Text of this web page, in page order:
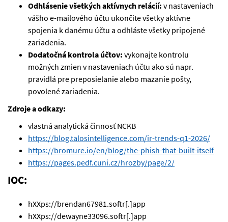
Odhlásenie všetkých aktívnych relácií: v nastaveniach
vášho e-mailového účtu ukončite všetky aktívne
spojenia k danému účtu a odhláste všetky pripojené
zariadenia.
Dodatočná kontrola účtov: vykonajte kontrolu
možných zmien v nastaveniach účtu ako sú napr.
pravidlá pre preposielanie alebo mazanie pošty,
povolené zariadenia.
Zdroje a odkazy:
vlastná analytická činnosť NCKB
https://blog.talosintelligence.com/ir-trends-q1-2026/
https://bromure.io/en/blog/the-phish-that-built-itself
https://pages.pedf.cuni.cz/hrozby/page/2/
IOC:
hXXps://brendan67981.softr[.]app
hXXps://dewayne33096.softr[.]app